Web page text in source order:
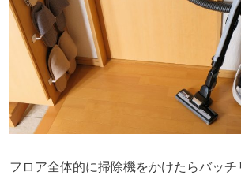
フロア全体的に掃除機をかけたらバッチ